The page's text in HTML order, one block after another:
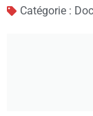
Catégorie :